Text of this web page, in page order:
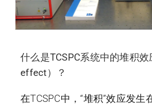
什么是TCSPC系统中的堆积
effect）？
在TCSPC中，“堆积”效应发生